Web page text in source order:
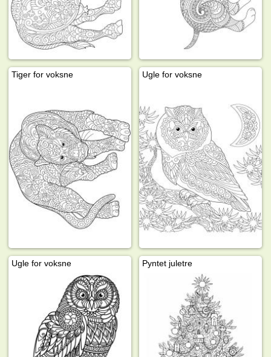
Tiger for voksne Ugle for voksne
Ugle for voksne Pyntet juletre